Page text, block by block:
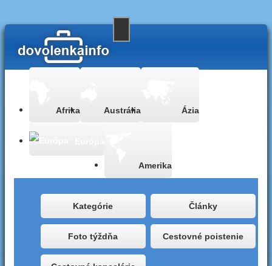
Afrika Austrália Ázia
Amerika
Kategórie Články
Foto týždňa Cestovné poistenie